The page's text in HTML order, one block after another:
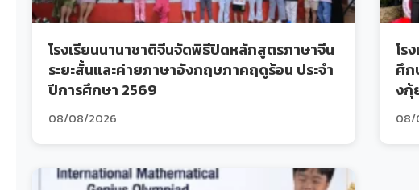
โรงเรียนนานาชาติจีนจัดพิธีปิดหลักสูตรภาษาจีน
ระยะสั้นและค่ายภาษาอังกฤษภาคฤดูร้อน ประจำ
ปีการศึกษา 2569
08/08/2026
โร
ศึก
งกุ้
08/